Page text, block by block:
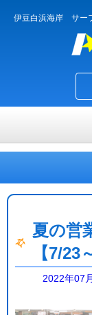
伊豆白浜海岸 サー
夏の営
【7/23
2022年07